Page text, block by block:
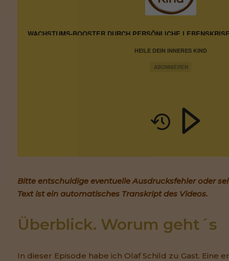
HEILE DEIN INNERES KIND
ABONNIEREN
WACHSTUMS-BOOSTER DURCH PERSÖNLICHE
Bitte entschuldige eventuelle Ausdrucksfehler oder
Text ist ein automatisches Transkript des Videos.
Überblick. Worum geht´s
In dieser Episode habe ich Olaf Schild zu Gast. Eine